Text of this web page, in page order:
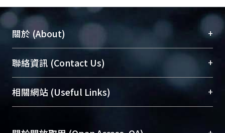
關於 (About) +
臺大位居世界頂尖大學之列，為永久珍藏及向國際
展現本校豐碩的研究成果及學術能量，圖書館整合
機構典藏（NTUR）與學術庫（AH）不同功能平
台，成為臺大學術典藏NTU scholars。期能整合研
成果。
聯絡資訊 (Contact Us) +
總館學科館員(Main Library)
醫學圖書館學科館員(Medical Library)
相關網站 (Useful Links) +